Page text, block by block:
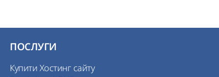
ПОСЛУГИ
Купити Хостинг сайту